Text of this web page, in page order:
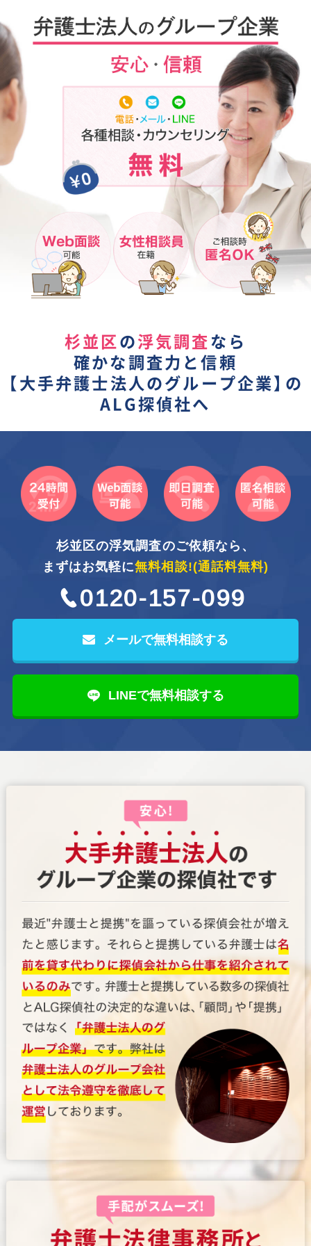
杉並区 の 浮気調査 なら
確かな調査力と信頼
【 大手弁護士法人のグループ企業】の
ALG探偵社へ
杉並区の浮気調査のご依頼なら、
まずはお気軽に無料相談!(通話料無料)
0120-157-099
メールで無料相談する
LINEで無料相談する